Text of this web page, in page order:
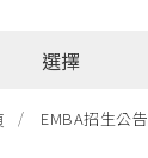
選擇
全部消息
招生公告
EMBA招生公告